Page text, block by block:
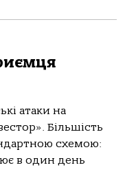
атаки на
Більшість
схемою:
в один день